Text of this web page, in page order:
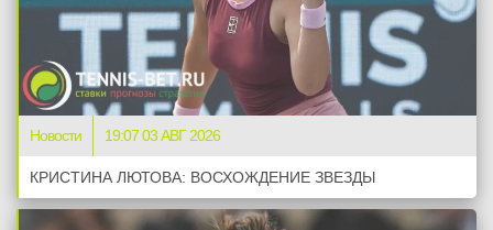
Новости 19:07 03 АВГ 2026
КРИСТИНА ЛЮТОВА: ВОСХОЖДЕНИЕ ЗВЕЗДЫ